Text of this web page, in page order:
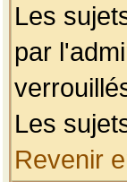
Les
par
Les
Revenir